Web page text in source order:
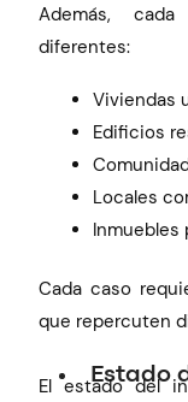
Además,
diferentes:
Viviendas
Edificios
Locales
Inmuebles
Cada caso
que repercuten
Estado
El estado del